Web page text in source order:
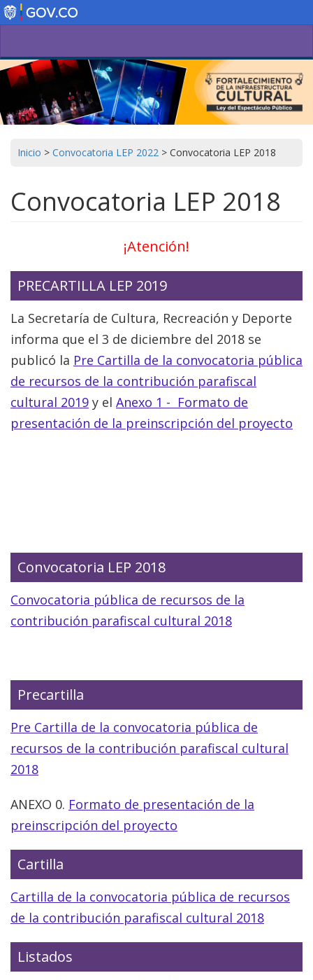
Pasar
al
Inicio > Convocatoria LEP 2022 > Convocatoria LEP 2018
Convocatoria LEP 2018
¡Atención!
PRECARTILLA LEP 2019
La Secretaría de Cultura, Recreación y Deporte
informa que el 3 de diciembre del 2018 se
publicó la Pre Cartilla de la convocatoria pública
de recursos de la contribución parafiscal
cultural 2019 y el Anexo 1 - Formato de
presentación de la preinscripción del proyecto
Convocatoria LEP 2018
Convocatoria pública de recursos de la
contribución parafiscal cultural 2018
Precartilla
Pre Cartilla de la convocatoria pública de
recursos de la contribución parafiscal cultural
2018
ANEXO 0. Formato de presentación de la
preinscripción del proyecto
Cartilla
Cartilla de la convocatoria pública de recursos
de la contribución parafiscal cultural 2018
Listados